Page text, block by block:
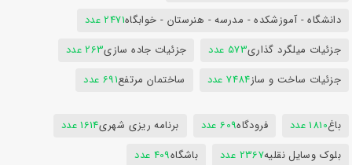
دانشگاه - آموزشکده - مدرسه - هنرستان - خوابگاه2471 عدد
جزئیات میلگرد گذاری573 عدد جزئیات جاده سازی263 عدد
جزئیات ساخت و ساز7484 عدد ساختمان مرتفع691 عدد
باغ1810 عدد فرودگاه609 عدد برنامه ریزی شهری1614 عدد
بلوک وسایل نقلیه2367 عدد باشگاه409 عدد